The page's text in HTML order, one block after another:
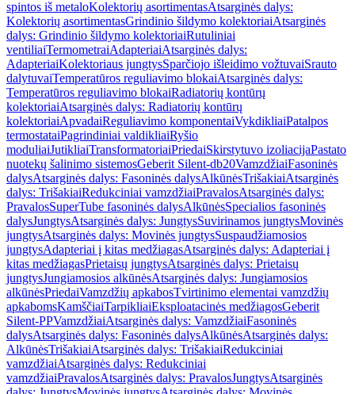
spintos iš metaloKolektorių asortimentasAtsarginės dalys:
Kolektorių asortimentasGrindinio šildymo kolektoriaiAtsarginės
dalys: Grindinio šildymo kolektoriaiRutuliniai
ventiliaiTermometraiAdapteriaiAtsarginės dalys:
AdapteriaiKolektoriaus jungtysSparčiojo išleidimo vožtuvaiSrauto
dalytuvaiTemperatūros reguliavimo blokaiAtsarginės dalys:
Temperatūros reguliavimo blokaiRadiatorių kontūrų
kolektoriaiAtsarginės dalys: Radiatorių kontūrų
kolektoriaiApvadaiReguliavimo komponentaiVykdikliaiPatalpos
termostataiPagrindiniai valdikliaiRyšio
moduliaiJutikliaiTransformatoriaiPriedaiSkirstytuvo izoliacijaPastato
nuotekų šalinimo sistemosGeberit Silent-db20VamzdžiaiFasoninės
dalysAtsarginės dalys: Fasoninės dalysAlkūnėsTrišakiaiAtsarginės
dalys: TrišakiaiRedukciniai vamzdžiaiPravalosAtsarginės dalys:
PravalosSuperTube fasoninės dalysAlkūnėsSpecialios fasoninės
dalysJungtysAtsarginės dalys: JungtysSuvirinamos jungtysMovinės
jungtysAtsarginės dalys: Movinės jungtysSuspaudžiamosios
jungtysAdapteriai į kitas medžiagasAtsarginės dalys: Adapteriai į
kitas medžiagasPrietaisų jungtysAtsarginės dalys: Prietaisų
jungtysJungiamosios alkūnėsAtsarginės dalys: Jungiamosios
alkūnėsPriedaiVamzdžių apkabosTvirtinimo elementai vamzdžių
apkabomsKamščiaiTarpikliaiEksploatacinės medžiagosGeberit
Silent-PPVamzdžiaiAtsarginės dalys: VamzdžiaiFasoninės
dalysAtsarginės dalys: Fasoninės dalysAlkūnėsAtsarginės dalys:
AlkūnėsTrišakiaiAtsarginės dalys: TrišakiaiRedukciniai
vamzdžiaiAtsarginės dalys: Redukciniai
vamzdžiaiPravalosAtsarginės dalys: PravalosJungtysAtsarginės